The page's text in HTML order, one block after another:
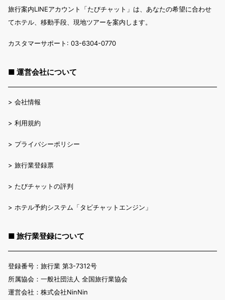
旅行案内LINEアカウント「たびチャット」は、あなたの希望に合わせ
てホテル、移動手段、現地ツアーを案内します。
カスタマーサポート: 03-6304-0770
■ 運営会社について
> 会社情報
> 利用規約
> プライバシーポリシー
> 旅行業登録票
> たびチャットの評判
> ホテル予約システム「タビチャットエンジン」
■ 旅行業登録について
登録番号：旅行業 第3-7312号
所属協会：一般社団法人 全国旅行業協会
運営会社：株式会社NinNin